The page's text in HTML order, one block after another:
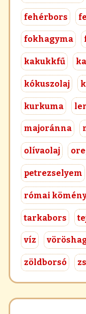
fehérbors
fokhagyma
kakukkfű
kókuszolaj
kurkuma
majoránna
olívaolaj
petrezselyem
római
tarkabors
víz
zöldborsó